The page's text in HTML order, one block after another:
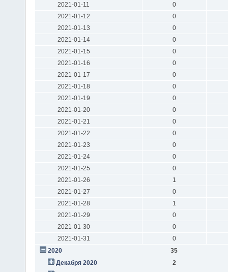
2021-01-11
0
2021-01-12
0
2021-01-13
0
2021-01-14
0
2021-01-15
0
2021-01-16
0
2021-01-17
0
2021-01-18
0
2021-01-19
0
2021-01-20
0
2021-01-21
0
2021-01-22
0
2021-01-23
0
2021-01-24
0
2021-01-25
0
2021-01-26
1
2021-01-27
0
2021-01-28
1
2021-01-29
0
2021-01-30
0
2021-01-31
0
2020
35
Декабря 2020
2